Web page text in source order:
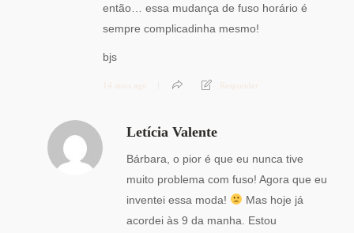
então… essa mudança de fuso horário é
sempre complicadinha mesmo!
bjs
14 anos ago Responder
Letícia Valente
Bárbara, o pior é que eu nunca tive
muito problema com fuso! Agora que eu
inventei essa moda!
Mas hoje já
acordei às 9 da manha. Estou